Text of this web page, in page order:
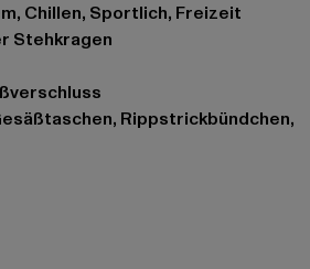
Chillen, Sportlich, Freizeit
Stehkragen
Rippstrickbündchen,